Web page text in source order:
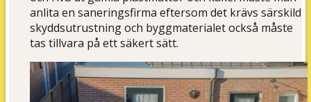
anlita en saneringsfirma eftersom det krävs särskild
skyddsutrustning och byggmaterialet också måste
tas tillvara på ett säkert sätt.